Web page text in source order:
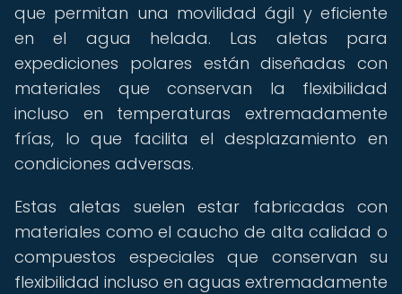
que permitan una movilidad ágil y eficiente
en el agua helada. Las aletas para
expediciones polares están diseñadas con
materiales que conservan la flexibilidad
incluso en temperaturas extremadamente
frías, lo que facilita el desplazamiento en
condiciones adversas.
Estas aletas suelen estar fabricadas con
materiales como el caucho de alta calidad o
compuestos especiales que conservan su
flexibilidad incluso en aguas extremadamente